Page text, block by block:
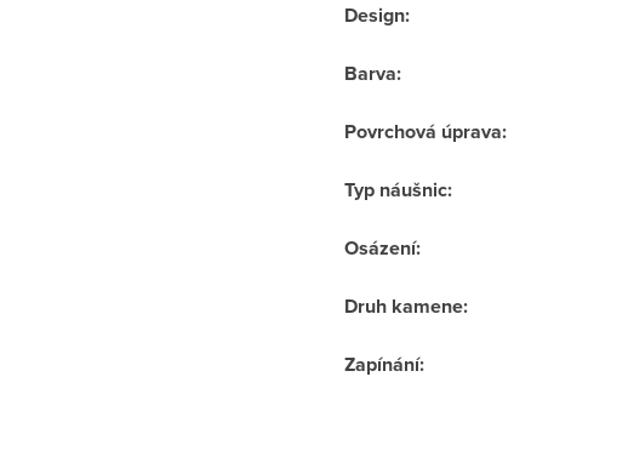
Design:
Barva:
Povrchová úprava:
Typ náušnic:
Osázení:
Druh kamene:
Zapínání: